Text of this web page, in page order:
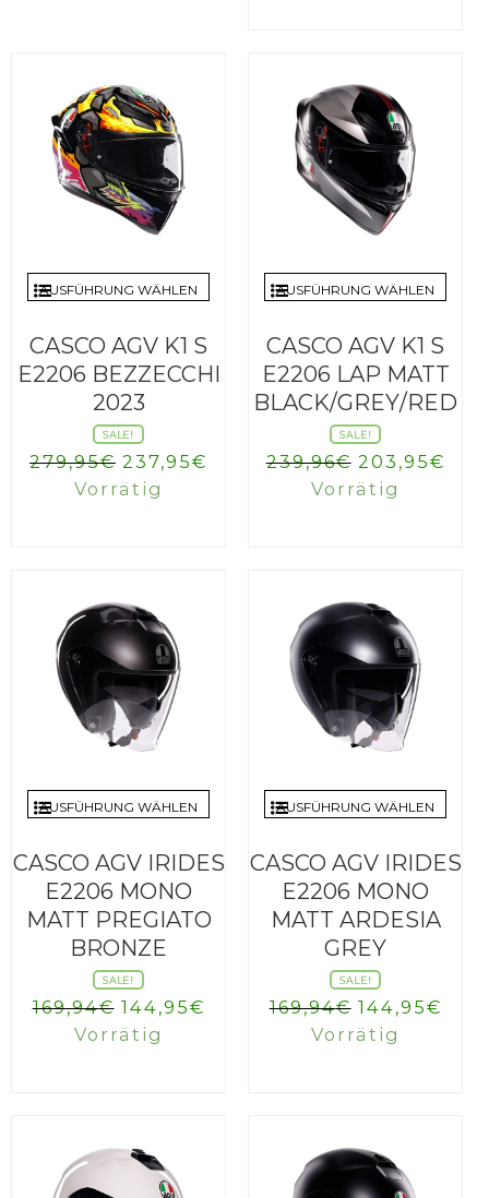
AUSFÜHRUNG WÄHLEN
CASCO AGV K1 S
E2206 BEZZECCHI
2023
SALE!
279,95€ Ursprünglicher
Preis
237,95€ Aktueller
Vorrätig
AUSFÜHRUNG WÄHLEN
CASCO AGV K1 S
E2206 LAP MATT
BLACK/GREY/RED
SALE!
239,96€
Preis
203,95€
Vorrätig
AUSFÜHRUNG WÄHLEN
CASCO AGV IRIDES
E2206 MONO
MATT PREGIATO
BRONZE
SALE!
169,94€ Ursprünglicher
Preis
144,95€ Aktueller
Vorrätig
AUSFÜHRUNG WÄHLEN
CASCO AGV IRIDES
E2206 MONO
MATT ARDESIA
GREY
SALE!
169,94€
Preis
144,95€
Vorrätig